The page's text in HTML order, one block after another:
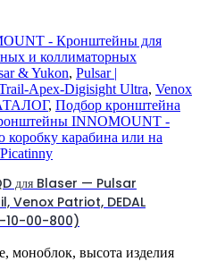
- Кронштейны для
и коллиматорных
& Yukon, Pulsar |
Apex-Digisight Ultra, Venox
, Подбор кронштейна
INNOMOUNT -
коробку карабина или на
для Blaser — Pulsar
Patriot, DEDAL
10-00-800)
моноблок, высота изделия